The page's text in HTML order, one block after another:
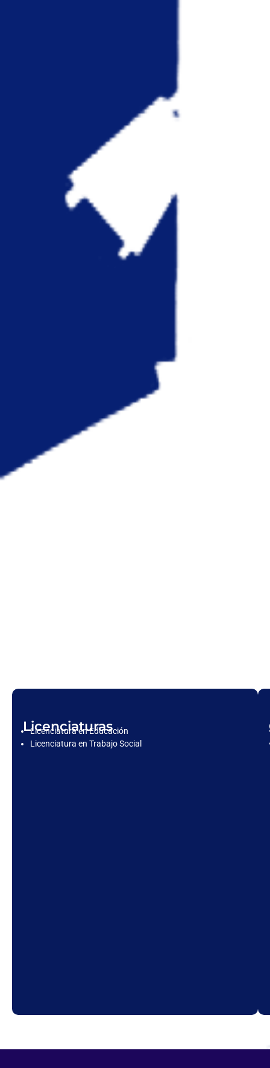
Licenciaturas
Licenciatura en Educación
Licenciatura en Trabajo Social